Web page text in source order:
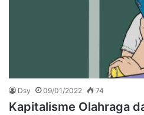
Dsy 09/01/2022 74
Kapitalisme Olahraga